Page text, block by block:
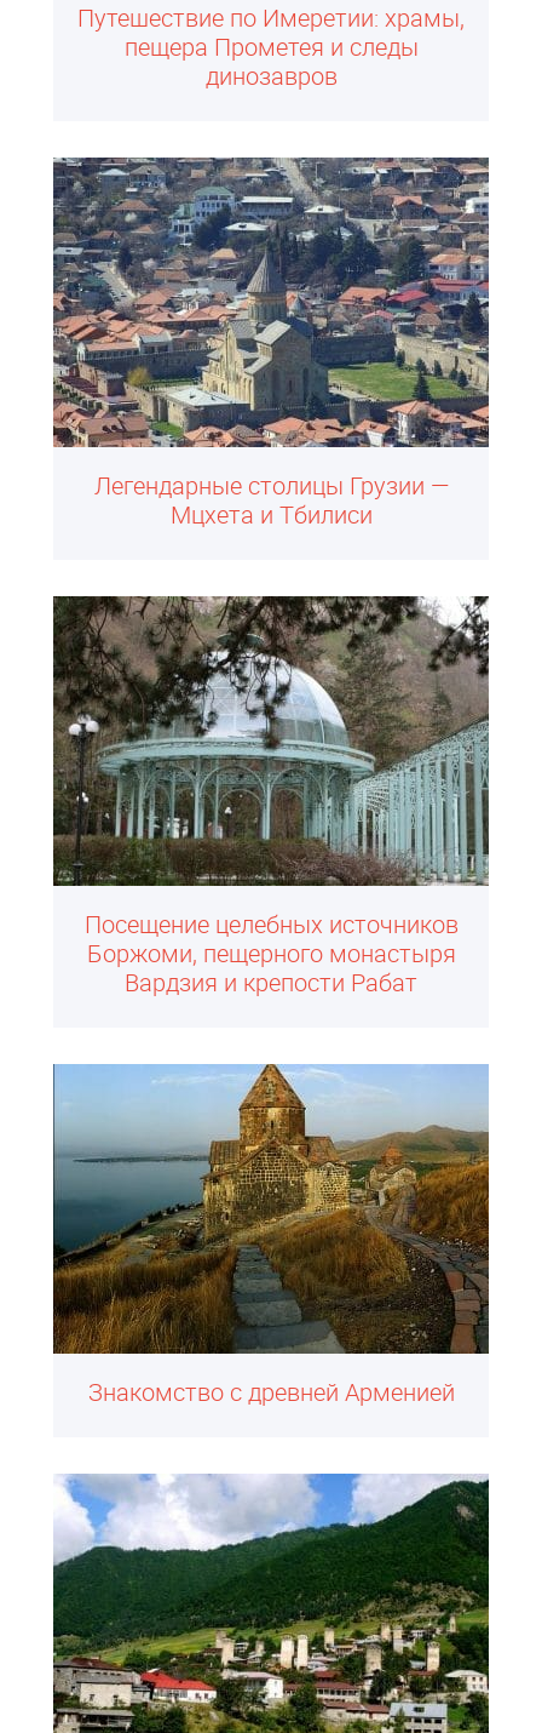
Путешествие по Имеретии: храмы,
пещера Прометея и следы
динозавров
Легендарные столицы Грузии —
Мцхета и Тбилиси
Посещение целебных источников
Боржоми, пещерного монастыря
Вардзия и крепости Рабат
Знакомство с древней Арменией